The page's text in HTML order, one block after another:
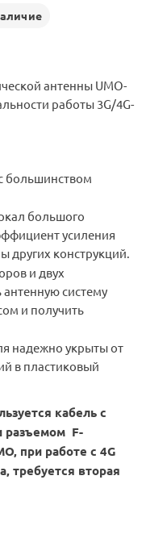
антенны UMO-
работы 3G/4G-
большинством
большого
усиления
других конструкций.
и двух
систему
и получить
надежно укрыты от
в пластиковый
кабель с
разъемом F-
при работе с 4G
вторая